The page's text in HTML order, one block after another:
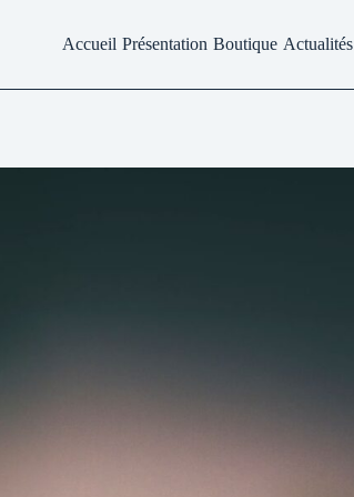
Accueil Présentation Boutique Actualités